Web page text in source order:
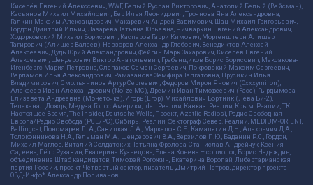
Киселёв Евгений Алекссевич, WWF, Белый Руслан Викторович, Анатолий Белый (Вайсман),
Касьянов Михаил Михайлович, Бер Илья Леонидович, Троянова Яна Александровна,
Галкин Максим Александрович, Макаревич Андрей Вадимович, Шац Михаил Григорьевич,
Гордон Дмитрий Ильич, Лазарева Татьяна Юрьевна, Чичваркин Евгений Александрович,
Ходорковский Михаил Борисович, Каспаров Гарри Кимович, Моргенштерн Алишер
Тагирович (Алишер Валеев), Невзоров Александр Глебович, Венедиктов Алексей
Алексеевич, Дудь Юрий Александрович, Фейгин Марк Захарович, Киселев Евгений
Алексеевич, Шендерович Виктор Анатольевич, Гребенщиков Борис Борисович, Максакова-
Игенбергс Мария Петровна, Слепаков Семен Сергеевич, Покровский Максим Сергеевич,
Варламов Илья Александрович, Рамазанова Земфира Талгатовна, Прусикин Илья
Владимирович, Смольянинов Артур Сергеевич, Федоров Мирон Янович (Oxxxymiron),
Алексеев Иван Александрович (Noize MC), Дремин Иван Тимофеевич (Face), Гырдымова
Елизавета Андреевна (Монеточка), Игорь(Егор) Михайлович Бортник (Лёва Би-2),
Телеканал Дождь, Медуза, Голос Америки, Idel. Реалии, Кавказ. Реалии, Крым. Реалии, ТК
Настоящее Время, The Insider, Deutsche Welle, Проект, Azatliq Radiosi, Радио Свободная
Европа/Радио Свобода (PCE/PC), Сибирь. Реалии, Фактограф, Север. Реалии, MEDIUM-ORIENT,
Bellingcat, Пономарев Л. А., Савицкая Л.А., Маркелов С.Е., Камалягин Д.Н., Апахончич Д.А.,
Толоконникова Н.А., Гельман М.А., Шендерович В.А., Верзилов П.Ю., Баданин Р.С., Гордон,
Михаил Маглов, Виталий Солдатских, Татьяна Фролова, Станислав Андрейчук, Ксения
Фадеева, Пётр Рузавин, Екатерина Кузнецова, Елена Конева – социолог, Борис Надеждин,
объединение Штаб кандидатов, Тимофей Рогожин, Екатерина Воропай, Либертарианская
партия России, проект Четвертый сектор, писатель Дмитрий Петров, директор проекта
ОВД-Инфо* Александр Поливанов.